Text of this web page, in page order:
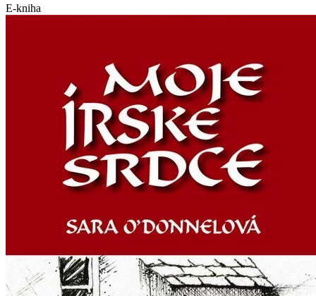
E-kniha